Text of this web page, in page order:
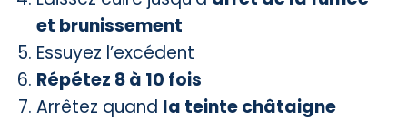
et brunissement
Essuyez l’excédent
Répétez 8 à 10 fois
Arrêtez quand la teinte châtaigne